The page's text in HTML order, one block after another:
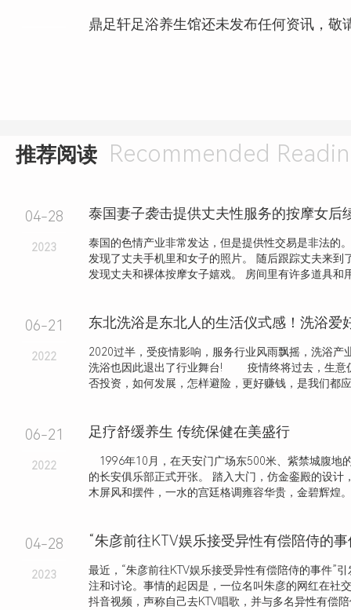
鼎足轩足浴养生馆还未发布任何资讯，敬
推荐阅读 Recommended
04-28
2023
泰国的色情产业非常发达，但是提供性交易是非法的
发现了丈夫手机里和女子的照片。 随后跟踪丈夫来到
发现丈夫和裸体按摩女子嬉戏。 房间里有许多道具和
06-21
2022
2020过半，受疫情影响，服务行业风雨飘摇，洗浴产
洗浴也因此退出了行业舞台! 疫情终将过去，生意
否投资，如何发展，怎样避险，更好赚钱，是我们都
06-21
2022
足疗舒缓养生 传统保健在美盛行
1996年10月，在天安门广场东500米、紫禁城腹地
的长安俱乐部正式开张。 踏入大门，仿金銮殿的设计
木屏风和摆件，一水的宫廷格调雍容华贵，金碧辉煌。
04-28
2023
“朱彦前往KTV娱乐接受异性有偿陪侍的
最近，“朱彦前往KTV娱乐接受异性有偿陪侍的事件”
注和讨论。事情的起因是，一位名叫朱彦的网红在社
抖音视频，声称自己去KTV唱歌，并与多名异性有偿陪